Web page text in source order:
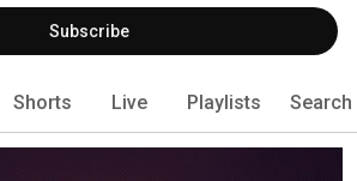
Subscribe
Shorts Live Playlists Search